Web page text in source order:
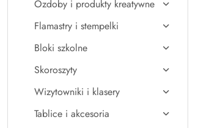
Ozdoby i produkty kreatywne
Flamastry i stempelki
Bloki szkolne
Skoroszyty
Wizytowniki i klasery
Tablice i akcesoria